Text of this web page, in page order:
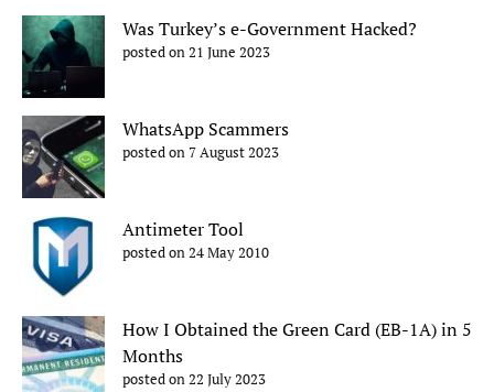
Was Turkey’s e-Government Hacked?
posted on 21 June 2023
WhatsApp Scammers
posted on 7 August 2023
Antimeter Tool
posted on 24 May 2010
How I Obtained the Green Card (EB-1A) in 5
Months
posted on 22 July 2023